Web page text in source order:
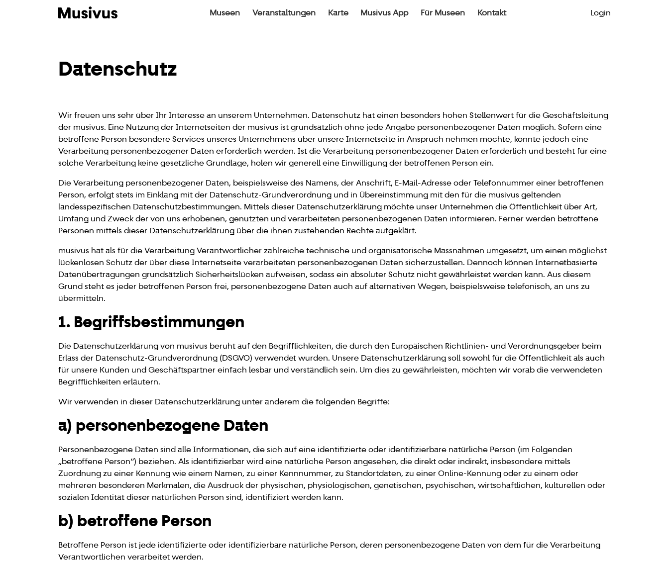
Museen Veranstaltungen Karte Musivus App Für Museen Kontakt Login
Datenschutz
Wir freuen uns sehr über Ihr Interesse an unserem Unternehmen. Datenschutz hat einen besonders hohen Stellenwert für die Geschäftsleitung
der musivus. Eine Nutzung der Internetseiten der musivus ist grundsätzlich ohne jede Angabe personenbezogener Daten möglich. Sofern eine
betroffene Person besondere Services unseres Unternehmens über unsere Internetseite in Anspruch nehmen möchte, könnte jedoch eine
Verarbeitung personenbezogener Daten erforderlich werden. Ist die Verarbeitung personenbezogener Daten erforderlich und besteht für eine
solche Verarbeitung keine gesetzliche Grundlage, holen wir generell eine Einwilligung der betroffenen Person ein.
Die Verarbeitung personenbezogener Daten, beispielsweise des Namens, der Anschrift, E-Mail-Adresse oder Telefonnummer einer betroffenen
Person, erfolgt stets im Einklang mit der Datenschutz-Grundverordnung und in Übereinstimmung mit den für die musivus geltenden
landesspezifischen Datenschutzbestimmungen. Mittels dieser Datenschutzerklärung möchte unser Unternehmen die Öffentlichkeit über Art,
Umfang und Zweck der von uns erhobenen, genutzten und verarbeiteten personenbezogenen Daten informieren. Ferner werden betroffene
Personen mittels dieser Datenschutzerklärung über die ihnen zustehenden Rechte aufgeklärt.
musivus hat als für die Verarbeitung Verantwortlicher zahlreiche technische und organisatorische Massnahmen umgesetzt, um einen möglichst
lückenlosen Schutz der über diese Internetseite verarbeiteten personenbezogenen Daten sicherzustellen. Dennoch können Internetbasierte
Datenübertragungen grundsätzlich Sicherheitslücken aufweisen, sodass ein absoluter Schutz nicht gewährleistet werden kann. Aus diesem
Grund steht es jeder betroffenen Person frei, personenbezogene Daten auch auf alternativen Wegen, beispielsweise telefonisch, an uns zu
übermitteln.
1. Begriffsbestimmungen
Die Datenschutzerklärung von musivus beruht auf den Begrifflichkeiten, die durch den Europäischen Richtlinien- und Verordnungsgeber beim
Erlass der Datenschutz-Grundverordnung (DSGVO) verwendet wurden. Unsere Datenschutzerklärung soll sowohl für die Öffentlichkeit als auch
für unsere Kunden und Geschäftspartner einfach lesbar und verständlich sein. Um dies zu gewährleisten, möchten wir vorab die verwendeten
Begrifflichkeiten erläutern.
Wir verwenden in dieser Datenschutzerklärung unter anderem die folgenden Begriffe:
a) personenbezogene Daten
Personenbezogene Daten sind alle Informationen, die sich auf eine identifizierte oder identifizierbare natürliche Person (im Folgenden
„betroffene Person“) beziehen. Als identifizierbar wird eine natürliche Person angesehen, die direkt oder indirekt, insbesondere mittels
Zuordnung zu einer Kennung wie einem Namen, zu einer Kennnummer, zu Standortdaten, zu einer Online-Kennung oder zu einem oder
mehreren besonderen Merkmalen, die Ausdruck der physischen, physiologischen, genetischen, psychischen, wirtschaftlichen, kulturellen oder
sozialen Identität dieser natürlichen Person sind, identifiziert werden kann.
b) betroffene Person
Betroffene Person ist jede identifizierte oder identifizierbare natürliche Person, deren personenbezogene Daten von dem für die Verarbeitung
Verantwortlichen verarbeitet werden.